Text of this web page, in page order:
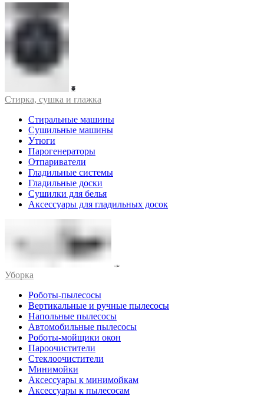
Стирка, сушка и глажка
Стиральные машины
Сушильные машины
Утюги
Парогенераторы
Отпариватели
Гладильные системы
Гладильные доски
Сушилки для белья
Аксессуары для гладильных досок
Уборка
Роботы-пылесосы
Вертикальные и ручные пылесосы
Напольные пылесосы
Автомобильные пылесосы
Роботы-мойщики окон
Пароочистители
Стеклоочистители
Минимойки
Аксессуары к минимойкам
Аксессуары к пылесосам